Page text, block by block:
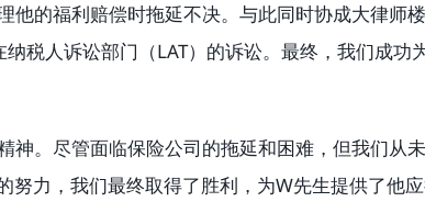
他的福利赔偿时拖延不决。与此同时协成大律师楼
税人诉讼部门（LAT）的诉讼。最终，我们成功
。尽管面临保险公司的拖延和困难，但我们从未
力，我们最终取得了胜利，为W先生提供了他